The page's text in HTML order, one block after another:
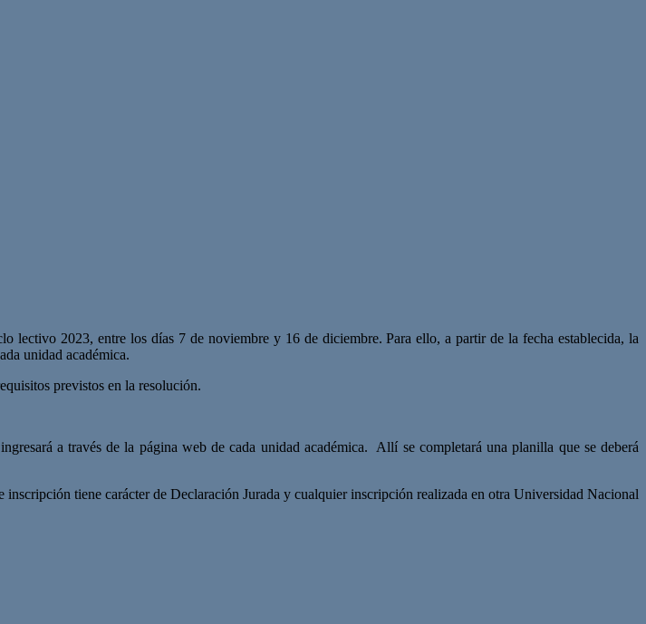
lectivo 2023, entre los días 7 de noviembre y 16 de diciembre. Para ello, a partir de la fecha establecida, la
unidad académica.
previstos en la resolución.
a través de la página web de cada unidad académica. Allí se completará una planilla que se deberá
tiene carácter de Declaración Jurada y cualquier inscripción realizada en otra Universidad Nacional